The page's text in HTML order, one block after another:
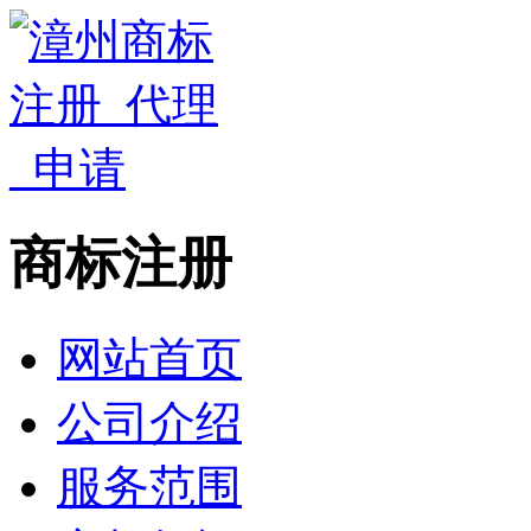
商标注册
网站首页
公司介绍
服务范围